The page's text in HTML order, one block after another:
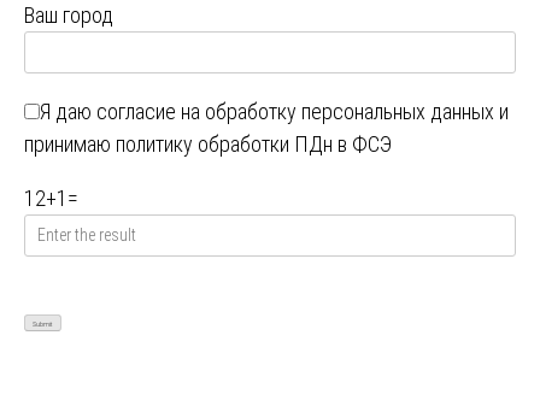
Ваш город
Я даю согласие на обработку персональных данных и
принимаю политику обработки ПДн в ФСЭ
12+1 =